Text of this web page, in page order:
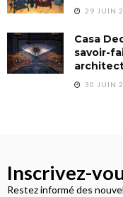
29 JUIN
Casa
savoir-
30 JUIN
Inscrivez-
Restez informé des